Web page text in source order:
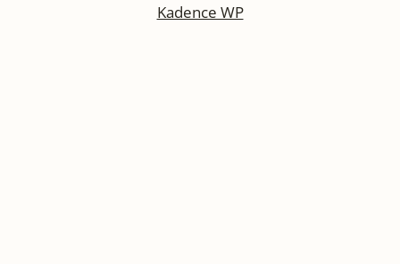
Kadence WP